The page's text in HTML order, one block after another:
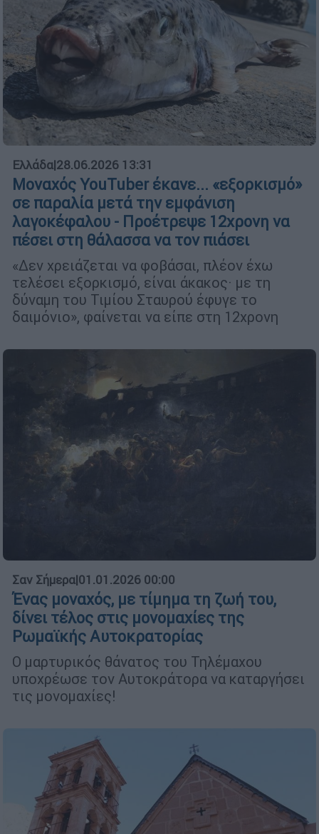
Ελλάδα|28.06.2026 13:31
Μοναχός YouTuber έκανε... «εξορκισμό»
σε παραλία μετά την εμφάνιση
λαγοκέφαλου - Προέτρεψε 12χρονη να
πέσει στη θάλασσα να τον πιάσει
«Δεν χρειάζεται να φοβάσαι, πλέον έχω
τελέσει εξορκισμό, είναι άκακος· με τη
δύναμη του Τιμίου Σταυρού έφυγε το
δαιμόνιο», φαίνεται να είπε στη 12χρονη
Σαν Σήμερα|01.01.2026 00:00
Ένας μοναχός, με τίμημα τη ζωή του,
δίνει τέλος στις μονομαχίες της
Ρωμαϊκής Αυτοκρατορίας
Ο μαρτυρικός θάνατος του Τηλέμαχου
υποχρέωσε τον Αυτοκράτορα να καταργήσει
τις μονομαχίες!